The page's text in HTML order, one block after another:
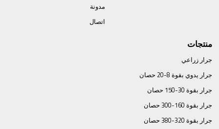
مدونة
اتصال
منتجات
جرار زراعي
جرار يدوي بقوة 8-20 حصان
جرار بقوة 30-150 حصان
جرار بقوة 160-300 حصان
جرار بقوة 320-380 حصان